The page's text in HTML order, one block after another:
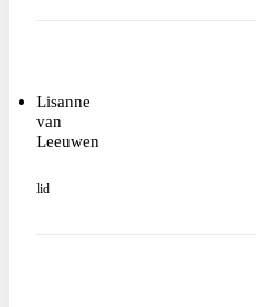
Lisanne
van
Leeuwen
lid